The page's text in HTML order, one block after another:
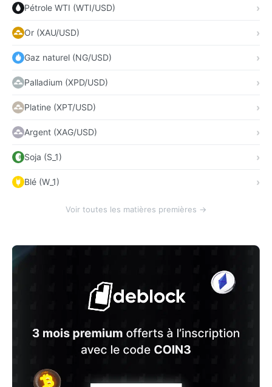
Pétrole WTI (WTI/USD)
Or (XAU/USD)
Gaz naturel (NG/USD)
Palladium (XPD/USD)
Platine (XPT/USD)
Argent (XAG/USD)
Soja (S_1)
Blé (W_1)
Voir toutes les matières premières →